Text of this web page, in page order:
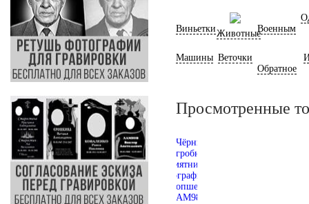
ВиньеткиЖивотныеВоенным
Машины Веточки
Обратное
Просмотренные